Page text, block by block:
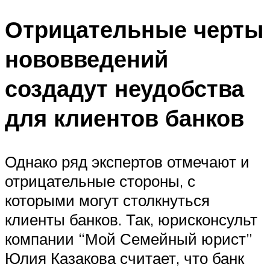
Отрицательные черты
нововведений
создадут неудобства
для клиентов банков
Однако ряд экспертов отмечают и
отрицательные стороны, с
которыми могут столкнуться
клиенты банков. Так, юрисконсульт
компании “Мой Семейный юрист”
Юлия Казакова считает, что банк